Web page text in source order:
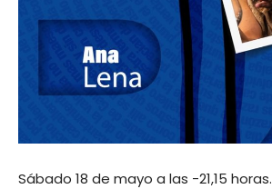
Sábado 18 de mayo a las -21,15 horas.